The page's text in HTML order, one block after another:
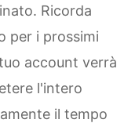
Ricorda
per i prossimi
account verrà
l'intero
il tempo